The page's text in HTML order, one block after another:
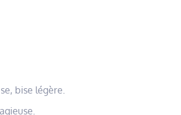
bise légère.